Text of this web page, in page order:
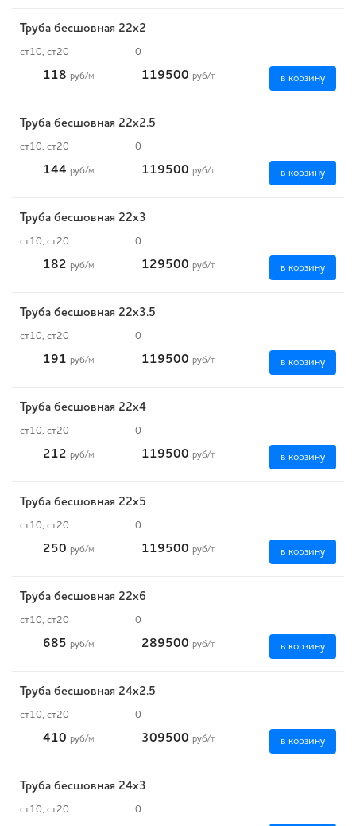
Труба бесшовная 22х2
ст10, ст20 0
118 руб/м 119500 руб/т в корзину
Труба бесшовная 22х2.5
ст10, ст20 0
144 руб/м 119500 руб/т в корзину
Труба бесшовная 22х3
ст10, ст20 0
182 руб/м 129500 руб/т в корзину
Труба бесшовная 22х3.5
ст10, ст20 0
191 руб/м 119500 руб/т в корзину
Труба бесшовная 22х4
ст10, ст20 0
212 руб/м 119500 руб/т в корзину
Труба бесшовная 22х5
ст10, ст20 0
250 руб/м 119500 руб/т в корзину
Труба бесшовная 22х6
ст10, ст20 0
685 руб/м 289500 руб/т в корзину
Труба бесшовная 24х2.5
ст10, ст20 0
410 руб/м 309500 руб/т в корзину
Труба бесшовная 24х3
ст10, ст20 0